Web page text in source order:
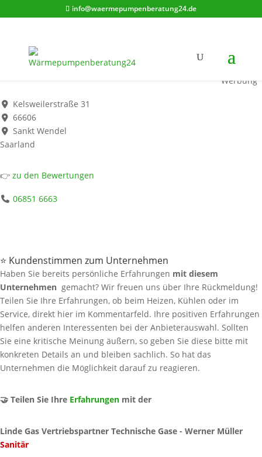
info@waermepumpenberatung24.de
Linde Gas Vertriebspartner Technische Gase - Werner Müller
Werbung*
Kelsweilerstraße 31
66606
Sankt Wendel
Saarland
👉 zu den Bewertungen
06851 6663
⭐ Kundenstimmen zum Unternehmen
Haben Sie bereits persönliche Erfahrungen mit diesem
Unternehmen gemacht? Wir freuen uns über Ihre Rückmeldung!
Teilen Sie Ihre Erfahrungen, ob beim Heizen, Kühlen oder im
Service, direkt hier im Kommentarfeld. Ihre positiven Erfahrungen
helfen anderen Interessenten bei der Anbieterauswahl. Sollten
Sie eine kritische Meinung äußern, so geben Sie diese bitte mit
konkreten Details an und bleiben sachlich. So hat das
Unternehmen die Möglichkeit darauf zu reagieren.
🤝 Teilen Sie Ihre Erfahrungen mit der
Linde Gas Vertriebspartner Technische Gase - Werner Müller
Sanitär